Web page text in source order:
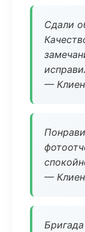
Сдали
—
—